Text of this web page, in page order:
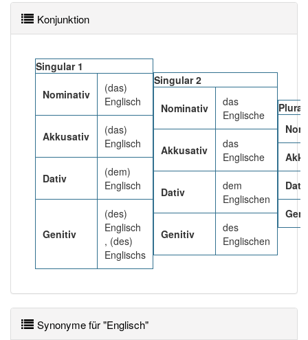
Konjunktion
Singular 1
Nominativ
(das)
Englisch
Akkusativ
(das)
Englisch
Dativ
(dem)
Englisch
Genitiv
(des)
Englisch
, (des)
Englischs
Singular 2
Nominativ
das
Englische
Akkusativ
das
Englische
Dativ
dem
Englischen
Genitiv
des
Englischen
Plural
Synonyme für "Englisch"